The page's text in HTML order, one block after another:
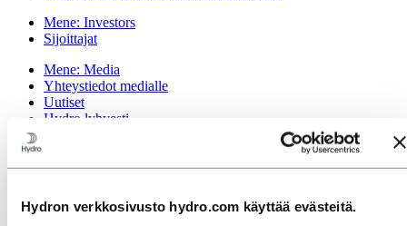
Hydron verkkosivusto hydro.com käyttää evästeitä.
Mene: Investors
Sijoittajat
Mene: Media
Yhteystiedot medialle
Uutiset
Hydro lyhyesti
Mene:Tietoja Hydrosta
Merkitykselliset toimialat
Tarkoituksemme ja arvomme